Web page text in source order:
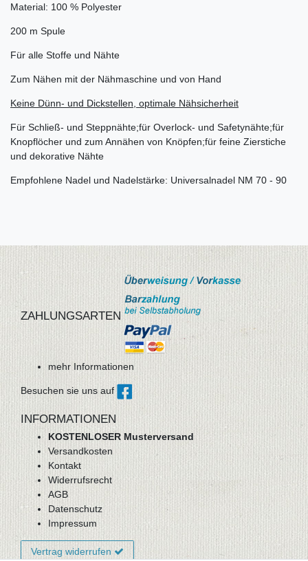
Material: 100 % Polyester
200 m Spule
Für alle Stoffe und Nähte
Zum Nähen mit der Nähmaschine und von Hand
Keine Dünn- und Dickstellen, optimale Nähsicherheit
Für Schließ- und Steppnähte;für Overlock- und Safetynähte;für
Knopflöcher und zum Annähen von Knöpfen;für feine Zierstiche
und dekorative Nähte
Empfohlene Nadel und Nadelstärke: Universalnadel NM 70 - 90
ZAHLUNGSARTEN
mehr Informationen
Besuchen sie uns auf
INFORMATIONEN
KOSTENLOSER Musterversand
Versandkosten
Kontakt
Widerrufsrecht
AGB
Datenschutz
Impressum
Vertrag widerrufen